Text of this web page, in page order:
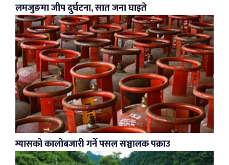
लमजुङमा जीप दुर्घटना, सात जना घाइते
ग्यासको कालोबजारी गर्ने पसल सञ्चालक पक्राउ